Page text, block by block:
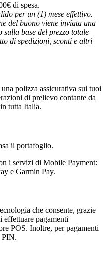
di spesa.
per un (1) mese effettivo.
del buono viene inviata una
base del prezzo totale
di spedizioni, sconti e altri
polizza assicurativa sui tuoi
di prelievo contante da
tutta Italia.
il portafoglio.
i servizi di Mobile Payment:
e Garmin Pay.
che consente, grazie
effettuare pagamenti
POS. Inoltre, per pagamenti
PIN.